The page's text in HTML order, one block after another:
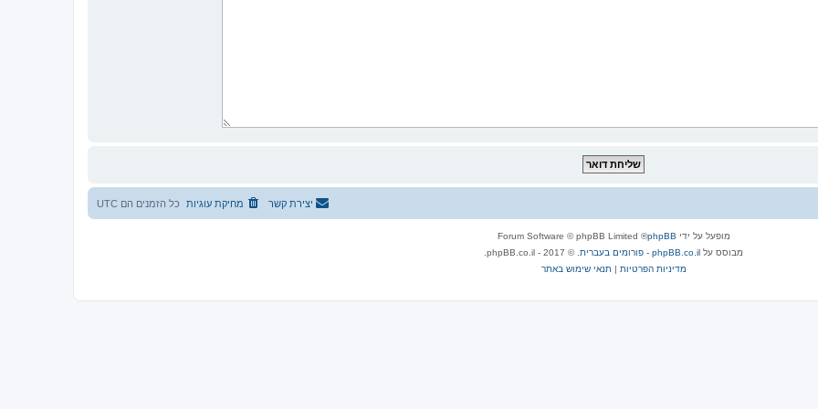
כל הזמנים הם UTC מחיקת עוגיות יצירת קשר
מופעל על ידי phpBB
® Forum Software © phpBB Limited
מבוסס על phpBB.co.il - פורומים בעברית
. © 2017 - phpBB.co.il.
מדיניות הפרטיות |תנאי שימוש באתר